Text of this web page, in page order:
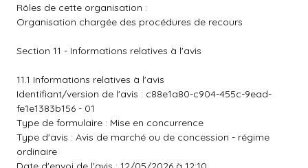
Rôles de cette organisation :
Organisation chargée des procédures de recours
Section 11 - Informations relatives à l'avis
11.1 Informations relatives à l'avis
Identifiant/version de l'avis : c88e1a80-c904-455c-9ead-
fe1e1383b156 - 01
Type de formulaire : Mise en concurrence
Type d'avis : Avis de marché ou de concession - régime
ordinaire